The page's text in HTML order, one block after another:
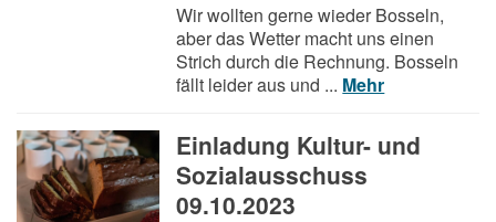
Wir wollten gerne wieder Bosseln,
aber das Wetter macht uns einen
Strich durch die Rechnung. Bosseln
fällt leider aus und ... Mehr
Einladung Kultur- und
Sozialausschuss
09.10.2023